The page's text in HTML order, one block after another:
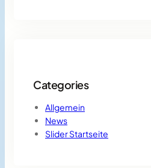
Categories
Allgemein
News
Slider Startseite